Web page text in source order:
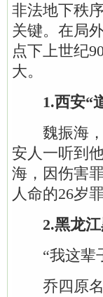
非法地下秩
关键。在局
点下上世纪
大。
1.西安“道
魏振海，
安人一听到
海，因伤害
人命的26岁
2.黑龙江
“我这辈子
乔四原名